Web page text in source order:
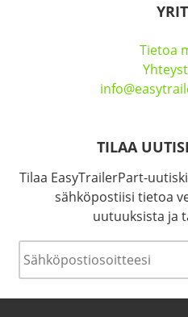
Tietoa
TILAA
Tilaa EasyTrailerPart-
sähköpostiisi tietoa
uutuuksista ja